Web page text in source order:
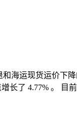
海运现货运价下
长了 4.77% 。 目